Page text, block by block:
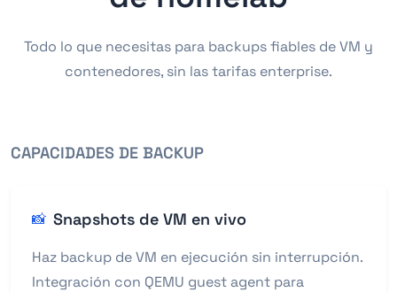
Todo lo que necesitas para backups fiables de VM y
contenedores, sin las tarifas enterprise.
CAPACIDADES DE BACKUP
📸 Snapshots de VM en vivo
Haz backup de VM en ejecución sin interrupción.
Integración con QEMU guest agent para